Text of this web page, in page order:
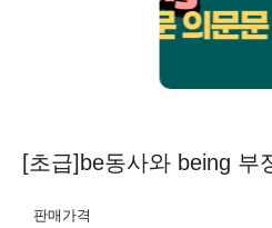
[초급]be동사와 being 부
판매가격